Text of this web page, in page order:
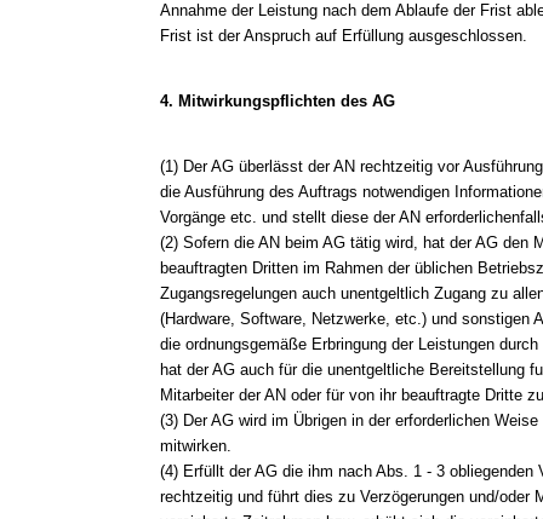
Annahme der Leistung nach dem Ablaufe der Frist
Frist ist der Anspruch auf Erfüllung ausgeschlossen.
4. Mitwirkungspflichten des AG
(1) Der AG überlässt der AN rechtzeitig vor
die Ausführung des Auftrags notwendigen
Vorgänge etc. und stellt diese der AN
(2) Sofern die AN beim AG tätig wird, hat der AG den
beauftragten Dritten im Rahmen der üblichen
Zugangsregelungen auch unentgeltlich Zugang zu
(Hardware, Software, Netzwerke, etc.) und sonstigen
die ordnungsgemäße Erbringung der Leistungen
hat der AG auch für die unentgeltliche Bereitstellung
Mitarbeiter der AN oder für von ihr beauftragte Dritte
(3) Der AG wird im Übrigen in der erforderlichen
mitwirken.
(4) Erfüllt der AG die ihm nach Abs. 1 - 3 obliegenden
rechtzeitig und führt dies zu Verzögerungen und/oder